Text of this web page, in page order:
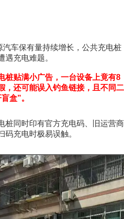
车保有量持续增长，公共充电桩
遇充电难题。
桩贴满小广告，一台设备上竟有8
，还可能误入钓鱼链接，且不同二
盒”。
桩同时印有官方充电码、旧运营商
码充电时极易误触。